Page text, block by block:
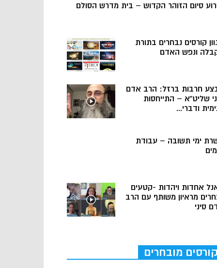
סיום הזוהר הקדוש – בית מדרש הסולם
קורסים נבחרים בתורת
ונפש האדם
חרבות ברזל: הרב אדם
שליט”א – התייחסות
ודברי...
ימי תשובה – עבודת
אחדות ויהדות -קטעים
מראיון משותף עם הרב
סיני
קורסים מובחרים